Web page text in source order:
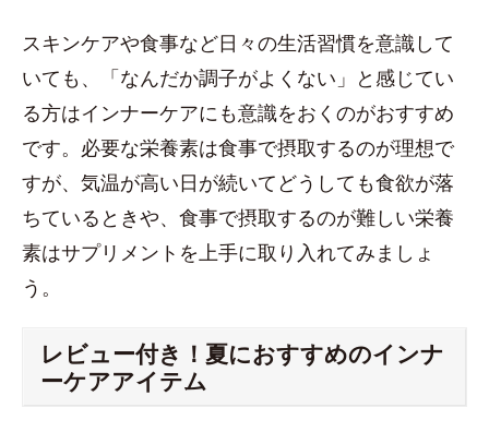
スキンケアや食事など日々の生活習慣を意識して
いても、「なんだか調子がよくない」と感じてい
る方はインナーケアにも意識をおくのがおすすめ
です。必要な栄養素は食事で摂取するのが理想で
すが、気温が高い日が続いてどうしても食欲が落
ちているときや、食事で摂取するのが難しい栄養
素はサプリメントを上手に取り入れてみましょ
う。
レビュー付き！夏におすすめのインナ
ーケアアイテム